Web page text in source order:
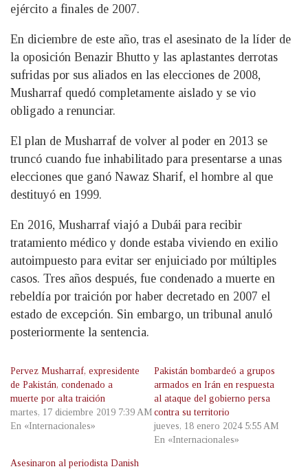
ejército a finales de 2007.
En diciembre de este año, tras el asesinato de la líder de
la oposición Benazir Bhutto y las aplastantes derrotas
sufridas por sus aliados en las elecciones de 2008,
Musharraf quedó completamente aislado y se vio
obligado a renunciar.
El plan de Musharraf de volver al poder en 2013 se
truncó cuando fue inhabilitado para presentarse a unas
elecciones que ganó Nawaz Sharif, el hombre al que
destituyó en 1999.
En 2016, Musharraf viajó a Dubái para recibir
tratamiento médico y donde estaba viviendo en exilio
autoimpuesto para evitar ser enjuiciado por múltiples
casos. Tres años después, fue condenado a muerte en
rebeldía por traición por haber decretado en 2007 el
estado de excepción. Sin embargo, un tribunal anuló
posteriormente la sentencia.
Pervez Musharraf, expresidente
de Pakistán, condenado a
muerte por alta traición
martes, 17 diciembre 2019 7:39 AM
En «Internacionales»
Pakistán bombardeó a grupos
armados en Irán en respuesta
al ataque del gobierno persa
contra su territorio
jueves, 18 enero 2024 5:55 AM
En «Internacionales»
Asesinaron al periodista Danish